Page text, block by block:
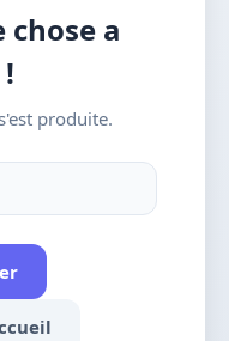
chose a
produite.